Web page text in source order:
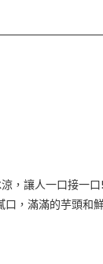
，讓人一口接一
，滿滿的芋頭和